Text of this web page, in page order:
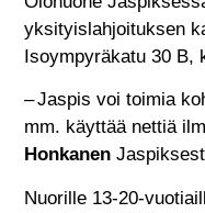
yksityislahjoituksen
Isoympyräkatu 30 B,
– Jaspis voi toimia
mm. käyttää nettiä
Honkanen
Nuorille 13-20-